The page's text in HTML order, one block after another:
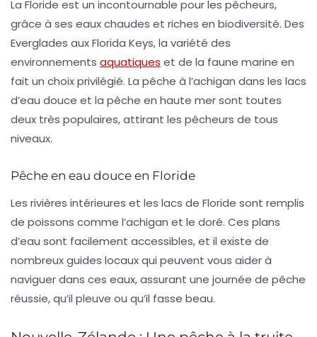
La Floride est un incontournable pour les pêcheurs,
grâce à ses eaux chaudes et riches en biodiversité. Des
Everglades auxFlorida Keys, la variété des
environnements aquatiques et de la faune marine en
fait un choix privilégié. La pêche à l’achigan dans les lacs
d’eau douce et la pêche en haute mer sont toutes
deux très populaires, attirant les pêcheurs de tous
niveaux.
Pêche en eau douce en Floride
Les rivières intérieures et les lacs de Floride sont remplis
de poissons comme l’achigan et le doré. Ces plans
d’eau sont facilement accessibles, et il existe de
nombreux guides locaux qui peuvent vous aider à
naviguer dans ces eaux, assurant une journée de pêche
réussie, qu’il pleuve ou qu’il fasse beau.